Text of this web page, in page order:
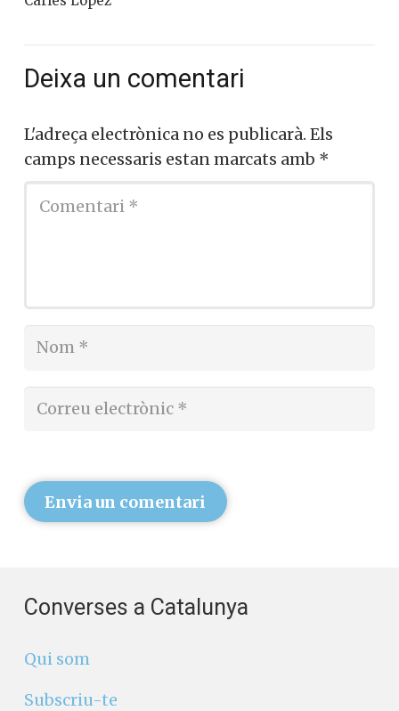
Deixa un comentari
L'adreça electrònica no es publicarà. Els
camps necessaris estan marcats amb *
Envia un comentari
Converses a Catalunya
Qui som
Subscriu-te